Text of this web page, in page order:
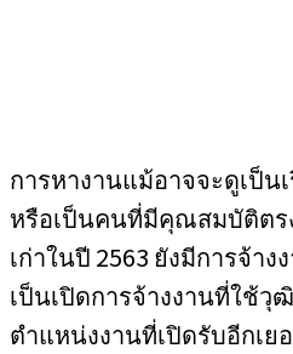
การหางานแม้อาจจะดูเป็น
หรือเป็นคนที่มีคุณสมบัติตร
เก่าในปี 2563 ยังมีการจ้า
เป็นเปิดการจ้างงานที่ใช้วุ
ตำแหน่งงานที่เปิดรับอีกเย